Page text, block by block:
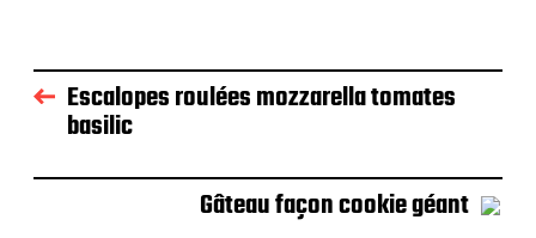
Escalopes roulées mozzarella tomates
basilic
Gâteau façon cookie géant